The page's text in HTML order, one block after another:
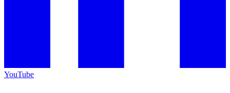
YouTube